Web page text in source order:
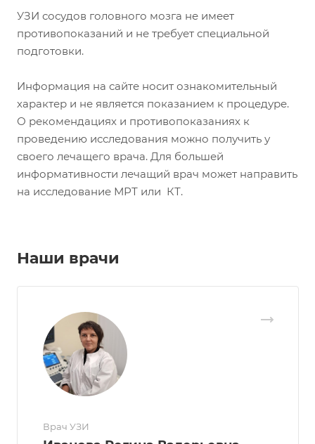
УЗИ сосудов головного мозга не имеет
противопоказаний и не требует специальной
подготовки.
Информация на сайте носит ознакомительный
характер и не является показанием к процедуре.
О рекомендациях и противопоказаниях к
проведению исследования можно получить у
своего лечащего врача. Для большей
информативности лечащий врач может направить
на исследование МРТ или КТ.
Наши врачи
Врач УЗИ